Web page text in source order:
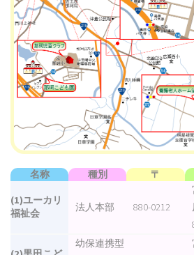
名称 種別 〒
(1)ユーカリ
福祉会
法人本部 880-0212
幼保連携型